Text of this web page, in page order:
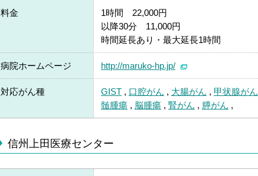
料金
1時間 22,000円
以降30分 11,000円
時間延長あり・最大延長1時間
病院ホームページ http://maruko-hp.jp/
対応がん種 GIST , 口腔がん , 大腸がん , 甲状腺がん
髄腫瘍 , 脳腫瘍 , 腎がん , 膵がん ,
信州上田医療センター